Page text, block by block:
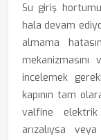
Su giriş
hala devam
almama
incelemek
kapının tam
valfine
arızalıysa